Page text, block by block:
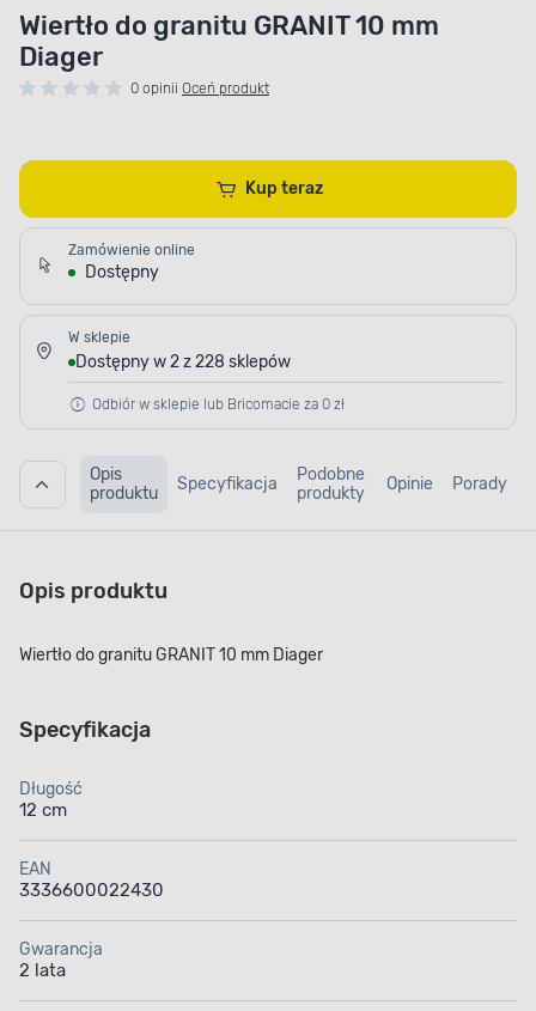
Wiertło do granitu GRANIT 10 mm
Diager
0 opinii Oceń produkt
Kup teraz
Zamówienie online
Dostępny
W sklepie
Dostępny w 2 z 228 sklepów
Odbiór w sklepie lub Bricomacie za 0 zł
Opis
produktu
Specyfikacja
Podobne
produkty
Opinie Porady
Opis produktu
Wiertło do granitu GRANIT 10 mm Diager
Specyfikacja
Długość
12 cm
EAN
3336600022430
Gwarancja
2 lata